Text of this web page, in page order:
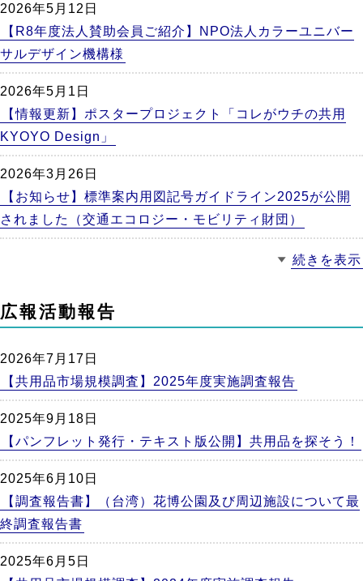
2026年5月12日
【R8年度法人賛助会員ご紹介】NPO法人カラーユニバー
サルデザイン機構様
2026年5月1日
【情報更新】ポスタープロジェクト「コレがウチの共用
KYOYO Design」
2026年3月26日
【お知らせ】標準案内用図記号ガイドライン2025が公開
されました（交通エコロジー・モビリティ財団）
続きを表示
広報活動報告
2026年7月17日
【共用品市場規模調査】2025年度実施調査報告
2025年9月18日
【パンフレット発行・テキスト版公開】共用品を探そう！
2025年6月10日
【調査報告書】（台湾）花博公園及び周辺施設について最
終調査報告書
2025年6月5日